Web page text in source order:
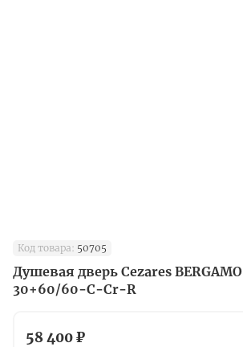
Код товара: 50705
Душевая дверь Cezares
30+60/60-C-Cr-R
58 400 ₽